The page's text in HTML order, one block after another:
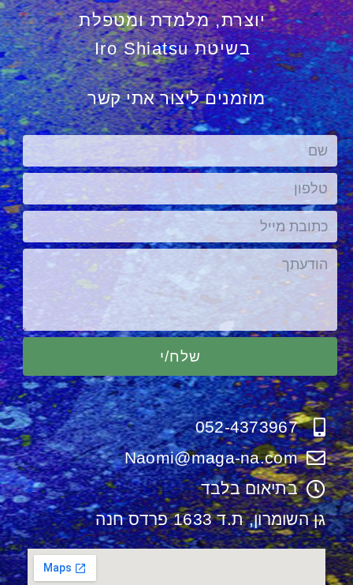
יוצרת, מלמדת ומטפלת
בשיטתIro Shiatsu
מוזמנים ליצור אתי קשר
שלח/י
052-4373967
Naomi@maga-na.com
בתיאום בלבד
גן השומרון, ת.ד 1633 פרדס חנה